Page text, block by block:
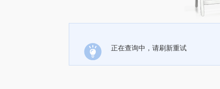
正在查询中，请刷新重试